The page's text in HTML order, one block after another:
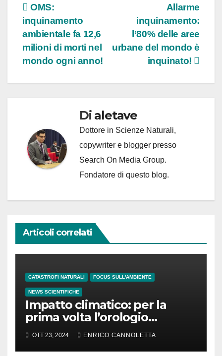
Navigazione
articoli
Allarme
inquinamento:
l’80% delle aree
urbane del mondo è
inquinato!
OMS:
inquinamento
ambientale fa 12,6
milioni di morti nel
mondo ogni anno!
Di aletave
Dottore in Scienze Naturali,
copywriter e blogger presso
Search On Media Group.
Fondatore di questo blog.
Articoli correlati
CATASTROFI NATURALI FOCUS SULL'AMBIENTE
NEWS SCIENTIFICHE
Impatto climatico: per la
prima volta l’orologio
standard potrebbe essere
ritardato di 1″
OTT 23, 2024 ENRICO CANNOLETTA